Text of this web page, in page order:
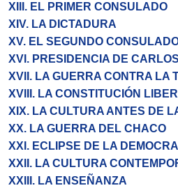
XIII. EL PRIMER CONSULADO
XIV. LA DICTADURA
XV. EL SEGUNDO
XVI. PRESIDENCIA DE
XVII. LA GUERRA CONTRA LA
XVIII. LA CONSTITUCIÓN
XIX. LA CULTURA ANTES DE
XX. LA GUERRA DEL CHACO
XXI. ECLIPSE DE LA
XXII. LA CULTURA
XXIII. LA ENSEÑANZA